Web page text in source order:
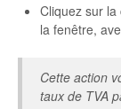
Cliquez sur
la fenêtre,
Cette action
taux de TVA